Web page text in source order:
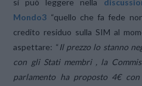
si può leggere nella
Mondo3 “quello che fa fede
credito residuo sulla SIM al
aspettare: “ Il prezzo lo stanno
con gli Stati membri , la
parlamento ha proposto 4€